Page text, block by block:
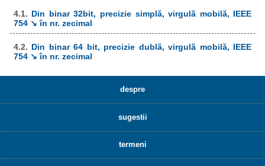
4.1. Din binar 32bit, precizie simplă, virgulă mobilă, IEEE
754 ↘ în nr. zecimal
4.2. Din binar 64 bit, precizie dublă, virgulă mobilă, IEEE
754 ↘ în nr. zecimal
despre
sugestii
termeni